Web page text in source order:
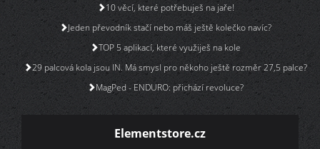
10 věcí, které potřebuješ na jaře!
Jeden převodník stačí nebo máš ještě kolečko navíc?
TOP 5 aplikací, které využiješ na kole
29 palcová kola jsou IN. Má smysl pro někoho ještě rozměr 27,5 palce?
MagPed - ENDURO: přichází revoluce?
Elementstore.cz